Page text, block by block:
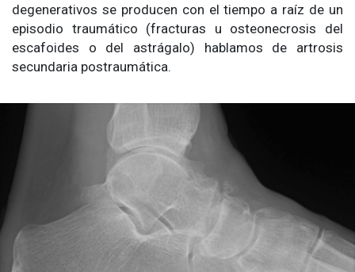
degenerativos se producen con el tiempo a raíz de un
episodio traumático (fracturas u osteonecrosis del
escafoides o del astrágalo) hablamos de artrosis
secundaria postraumática.